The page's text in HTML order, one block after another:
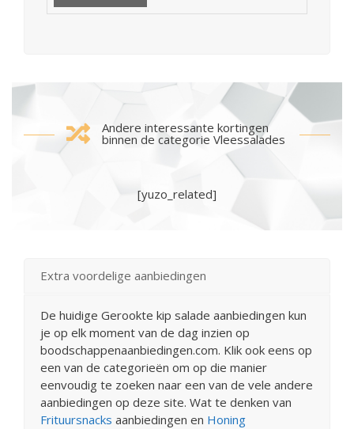
Andere interessante kortingen
binnen de categorie Vleessalades
[yuzo_related]
Extra voordelige aanbiedingen
De huidige Gerookte kip salade aanbiedingen kun
je op elk moment van de dag inzien op
boodschappenaanbiedingen.com. Klik ook eens op
een van de categorieën om op die manier
eenvoudig te zoeken naar een van de vele andere
aanbiedingen op deze site. Wat te denken van
Frituursnacks aanbiedingen en Honing